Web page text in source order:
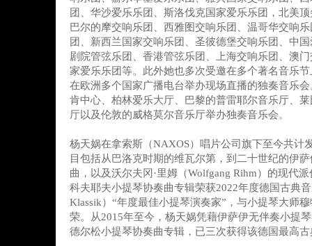
团、华沙爱乐乐团、斯洛伐克国家爱乐乐团，北美
巴尔的摩交响乐团、西雅图交响乐团、温哥华交响
团、新西兰国家交响乐团、圣彼德堡交响乐团、中
剧院管弦乐团、香港管弦乐团、上海交响乐团、澳
家爱乐乐团等。此外她也多次受邀在多个著名音乐
在欧洲多个国家广播电台举办现场直播的独奏音乐
肯中心、柏林爱乐大厅、巴黎的普雷耶尔音乐厅、
厅以及伦敦的威格莫尔音乐厅举办独奏音乐会。
杨天娲在拿索斯（NAXOS）唱片公司旗下至今共计
目包括从巴洛克时期的维瓦尔第，到二十世纪的伊
曲，以及沃尔夫冈·里姆（Wolfgang Rihm）的现代
科夫耶夫小提琴协奏曲专辑荣获2022年度德国古典
Klassik）“年度最佳小提琴演奏家”，与小提琴大师
荣。从2015年至今，杨天娲凭藉伊萨伊无伴奏小提
德尔松小提琴协奏曲专辑，已三次获得该德国最高